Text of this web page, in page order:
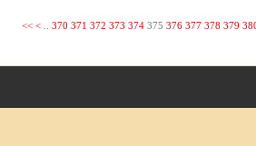
<< <.. 370 371 372 373 374 375 376 377 378 379